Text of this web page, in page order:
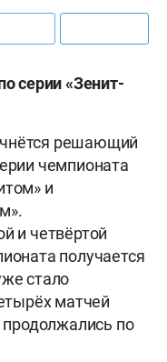
серии «Зенит-
решающий
чемпионата
и
и четвёртой
получается
стало
матчей
по